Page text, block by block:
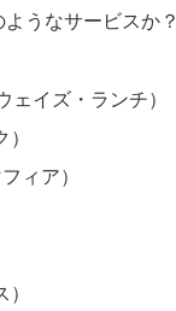
うなサービスか？
イズ・ランチ）
ィア）